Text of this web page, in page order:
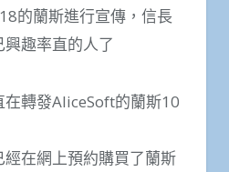
的蘭斯進行宣傳，信長
趣率直的人了
在轉發AliceSoft的蘭斯10
在網上預約購買了蘭斯